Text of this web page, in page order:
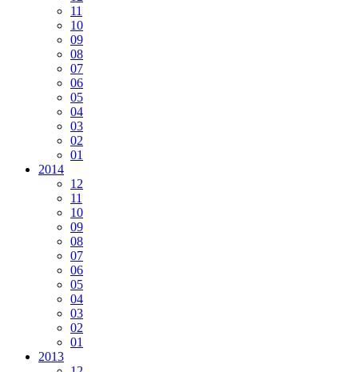
11
10
09
08
07
06
05
04
03
02
01
2014
12
11
10
09
08
07
06
05
04
03
02
01
2013